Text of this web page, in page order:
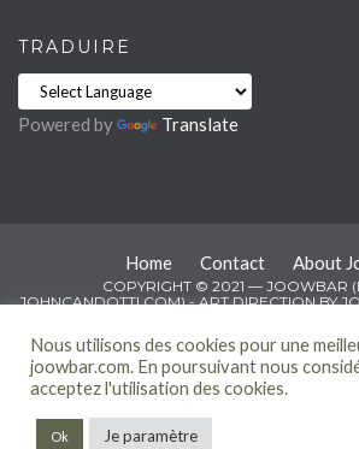
TRADUIRE
Powered by Translate
Home Contact About
COPYRIGHT © 2021 — JOOWBAR
JOHNCANDOTTI.COM) - ART DIRECTION BY
Nous utilisons des cookies pour une
joowbar.com. En poursuivant nous
acceptez l'utilisation des cookies.
Ok Je paramètre